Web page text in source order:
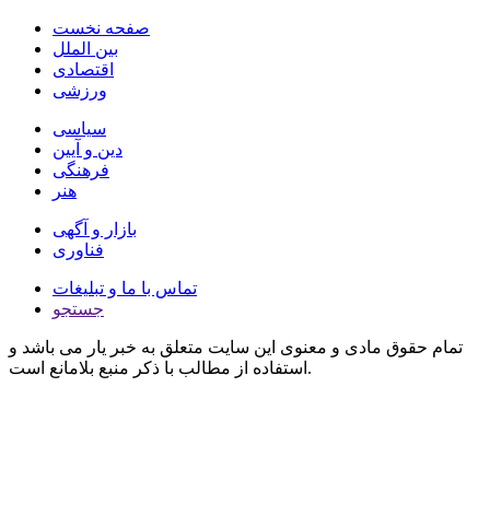
صفحه نخست
بین الملل
اقتصادی
ورزشی
سیاسی
دین و آیین
فرهنگی
هنر
بازار و آگهی
فناوری
تماس با ما و تبلیغات
جستجو
تمام حقوق مادی و معنوی این سایت متعلق به خبر یار می باشد و
استفاده از مطالب با ذکر منبع بلامانع است.